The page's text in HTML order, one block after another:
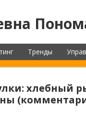
Тренды
хлебный